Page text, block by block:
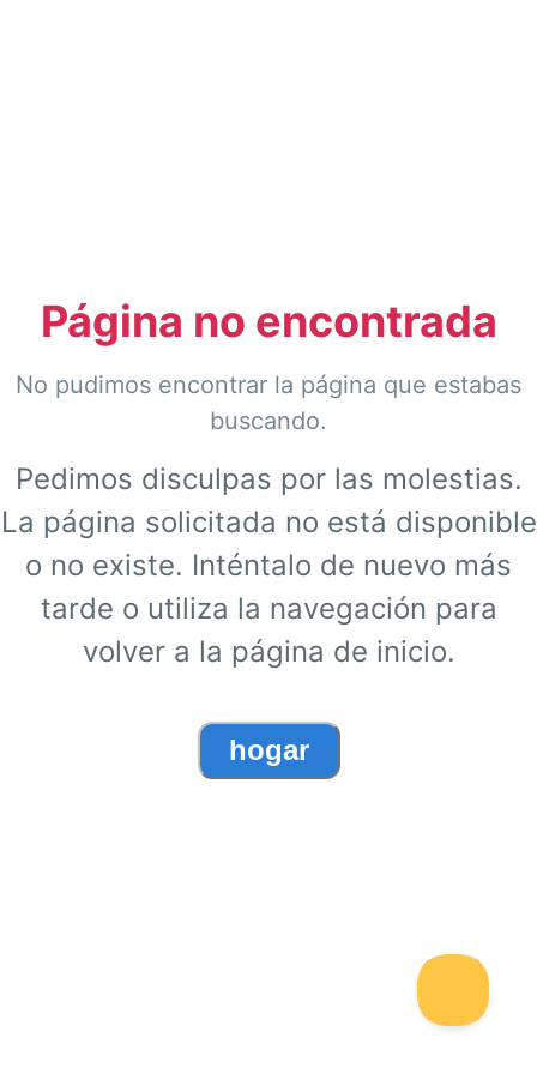
Página no encontrada
No pudimos encontrar la página que estabas
buscando.
Pedimos disculpas por las molestias.
La página solicitada no está disponible
o no existe. Inténtalo de nuevo más
tarde o utiliza la navegación para
volver a la página de inicio.
hogar